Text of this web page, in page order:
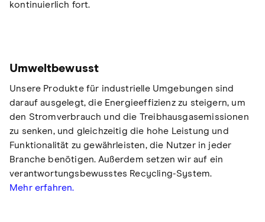
kontinuierlich fort.
Umweltbewusst
Unsere Produkte für industrielle Umgebungen sind
darauf ausgelegt, die Energieeffizienz zu steigern, um
den Stromverbrauch und die Treibhausgasemissionen
zu senken, und gleichzeitig die hohe Leistung und
Funktionalität zu gewährleisten, die Nutzer in jeder
Branche benötigen. Außerdem setzen wir auf ein
verantwortungsbewusstes Recycling-System.
Mehr erfahren.